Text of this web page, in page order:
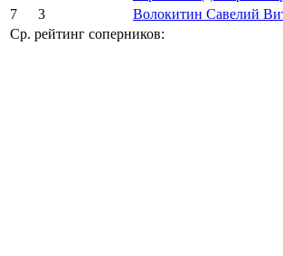
7
3 Волокитин Савелий
Ср. рейтинг соперников: